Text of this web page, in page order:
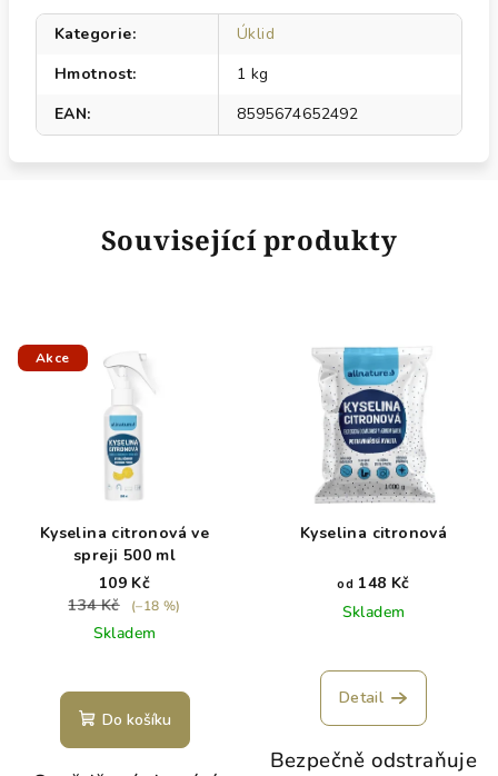
Kategorie:
Úklid
Hmotnost:
1 kg
EAN: 8595674652492
Související produkty
Akce
Kyselina citronová ve
spreji 500 ml
109 Kč
134 Kč
(–18 %)
Skladem
Do košíku
Kyselina citronová
od 148 Kč
Skladem
Detail
Bezpečně odstraňuje